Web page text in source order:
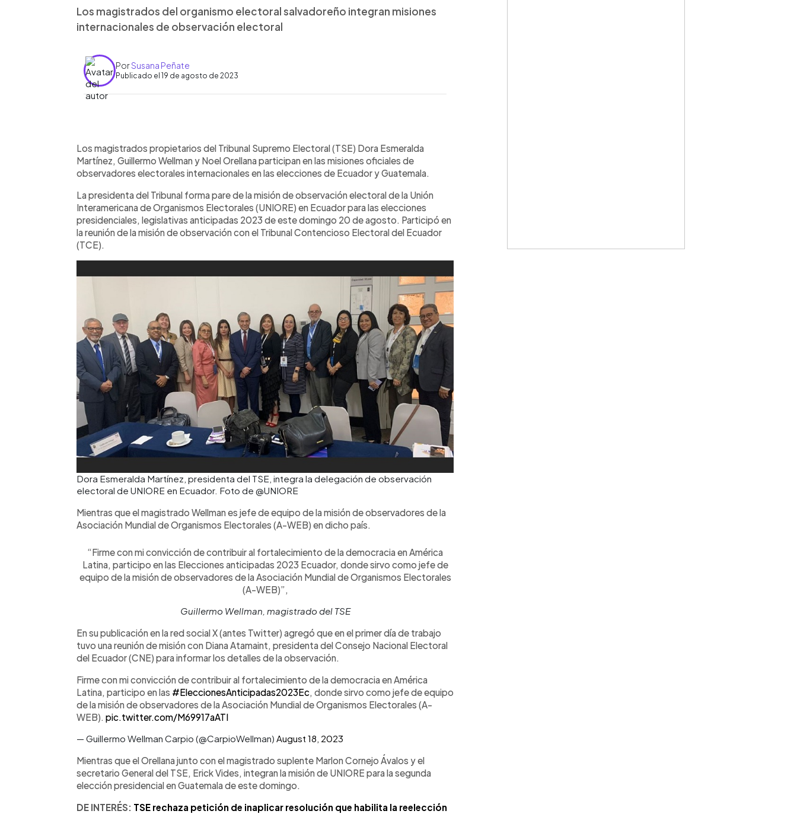
Los magistrados del organismo electoral salvadoreño integran misiones
internacionales de observación electoral
PorSusana Peñate
Publicado el 19 de agosto de 2023
► Escuchar artículo
Los magistrados propietarios del Tribunal Supremo Electoral (TSE) Dora Esmeralda
Martínez, Guillermo Wellman y Noel Orellana participan en las misiones oficiales de
observadores electorales internacionales en las elecciones de Ecuador y Guatemala.
La presidenta del Tribunal forma pare de la misión de observación electoral de la Unión
Interamericana de Organismos Electorales (UNIORE) en Ecuador para las elecciones
presidenciales, legislativas anticipadas 2023 de este domingo 20 de agosto. Participó en
la reunión de la misión de observación con el Tribunal Contencioso Electoral del Ecuador
(TCE).
Dora Esmeralda Martínez, presidenta del TSE, integra la delegación de observación
electoral de UNIORE en Ecuador. Foto de @UNIORE
Mientras que el magistrado Wellman es jefe de equipo de la misión de observadores de la
Asociación Mundial de Organismos Electorales (A-WEB) en dicho país.
“Firme con mi convicción de contribuir al fortalecimiento de la democracia en América
Latina, participo en las Elecciones anticipadas 2023 Ecuador, donde sirvo como jefe de
equipo de la misión de observadores de la Asociación Mundial de Organismos Electorales
(A-WEB)”,
Guillermo Wellman, magistrado del TSE
En su publicación en la red social X (antes Twitter) agregó que en el primer día de trabajo
tuvo una reunión de misión con Diana Atamaint, presidenta del Consejo Nacional Electoral
del Ecuador (CNE) para informar los detalles de la observación.
Firme con mi convicción de contribuir al fortalecimiento de la democracia en América
Latina, participo en las #EleccionesAnticipadas2023Ec , donde sirvo como jefe de equipo
de la misión de observadores de la Asociación Mundial de Organismos Electorales (A-
WEB). pic.twitter.com/M69917aATI
— Guillermo Wellman Carpio (@CarpioWellman) August 18, 2023
Mientras que el Orellana junto con el magistrado suplente Marlon Cornejo Ávalos y el
secretario General del TSE, Erick Vides, integran la misión de UNIORE para la segunda
elección presidencial en Guatemala de este domingo.
DE INTERÉS: TSE rechaza petición de inaplicar resolución que habilita la reelección